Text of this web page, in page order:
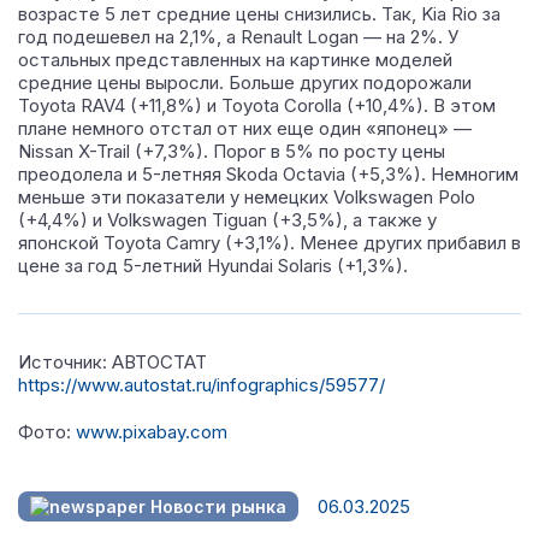
возрасте 5 лет средние цены снизились. Так, Kia Rio за
год подешевел на 2,1%, а Renault Logan — на 2%. У
остальных представленных на картинке моделей
средние цены выросли. Больше других подорожали
Toyota RAV4 (+11,8%) и Toyota Corolla (+10,4%). В этом
плане немного отстал от них еще один «японец» —
Nissan X-Trail (+7,3%). Порог в 5% по росту цены
преодолела и 5-летняя Skoda Octavia (+5,3%). Немногим
меньше эти показатели у немецких Volkswagen Polo
(+4,4%) и Volkswagen Tiguan (+3,5%), а также у
японской Toyota Camry (+3,1%). Менее других прибавил в
цене за год 5-летний Hyundai Solaris (+1,3%).
Источник: АВТОСТАТ
https://www.autostat.ru/infographics/59577/
Фото: www.pixabay.com
Новости рынка 06.03.2025